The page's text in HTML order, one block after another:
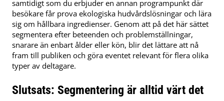
samtidigt som du erbjuder en annan programpunkt där
besökare får prova ekologiska hudvårdslösningar och lära
sig om hållbara ingredienser. Genom att på det här sättet
segmentera efter beteenden och problemställningar,
snarare än enbart ålder eller kön, blir det lättare att nå
fram till publiken och göra eventet relevant för flera olika
typer av deltagare.
Slutsats: Segmentering är alltid värt det